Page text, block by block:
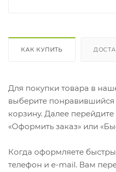
КАК КУПИТЬ
Для покупки товара в
выберите понравившийся
корзину. Далее
«Оформить заказ» или
Когда оформляете
телефон и e-mail. Вам